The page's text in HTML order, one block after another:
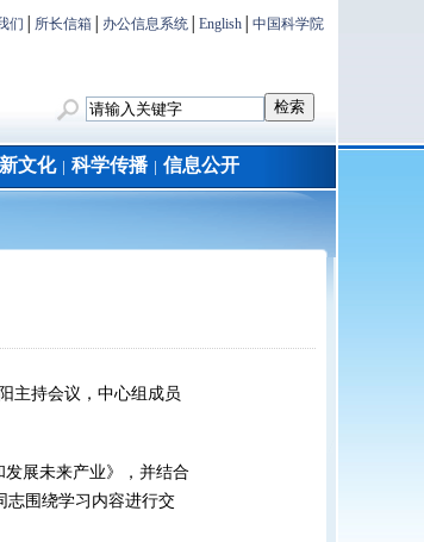
们 所长信箱 办公信息系统 English 中国科学院
文化│ 科学传播│ 信息公开
主持会议，中心组成员
展未来产业》，并结合
志围绕学习内容进行交